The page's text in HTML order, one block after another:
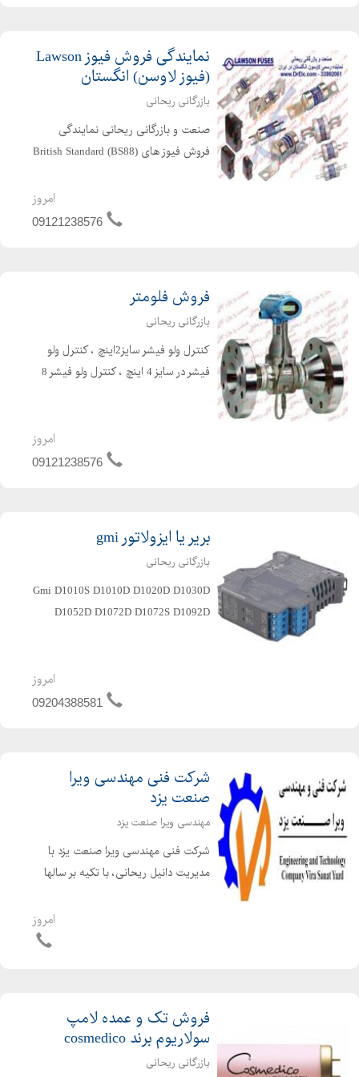
نمایندگی فروش فیوز Lawson
(فیوز لاوسن) انگستان
بازرگانی ریحانی
صنعت و بازرگانی ریحانی نمایندگی
فروش فیوز های British Standard (BS88)
، TB ، TBC ، TKF ، TIS ، TIA ، PTC ،
TFP ، و غیره با مارک لاوسن انگلستان در
امروز
09121238576
فروش فلومتر
بازرگانی ریحانی
کنترل ولو فیشر سایز2اینچ ، کنترل ولو
فیشر در سایز 4 اینچ ، کنترل ولو فیشر 8
امروز
09121238576
بریر یا ایزولاتور gmi
بازرگانی ریحانی
Gmi D1010S D1010D D1020D D1030D
D1052D D1072D D1072S D1092D
امروز
09204388581
شرکت فنی مهندسی ویرا
صنعت یزد
مهندسی ویرا صنعت یزد
شرکت فنی مهندسی ویرا صنعت یزد با
مدیریت دانیل ریحانی، با تکیه بر سالها
برق قدرت، بهعنوان مجموعهای فعال،امروز
فروش تک و عمده لامپ
سولاریوم برند cosmedico
بازرگانی ریحانی